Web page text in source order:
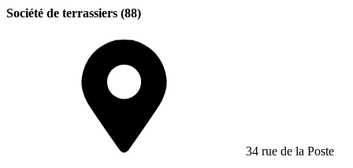
Société de terrassiers (88)
34 rue de la Poste